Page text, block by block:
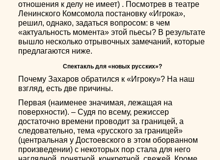
отношения к делу не имеет) . Посмотрев в театре
Ленинского Комсомола постановку «Игрока»,
решил, однако, задаться вопросом: в чем
«актуальность момента» этой пьесы? В результате
вышло несколько отрывочных замечаний, которые
предлагаются ниже.
Спектакль для «новых русских»?
Почему Захаров обратился к «Игроку»? На наш
взгляд, есть две причины.
Первая (наименее значимая, лежащая на
поверхности). – Судя по всему, режиссер
достаточно времени проводит за границей, а
следовательно, тема «русского за границей»
(центральная у Достоевского в этом оборванном
произведении) с некоторых пор стала для него